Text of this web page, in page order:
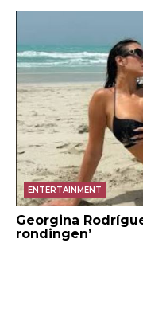
ENTERTAINMENT
Georgina
rondingen’